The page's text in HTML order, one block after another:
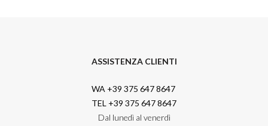
ASSISTENZA CLIENTI
WA +39 375 647 8647
TEL +39 375 647 8647
Dal lunedì al venerdì